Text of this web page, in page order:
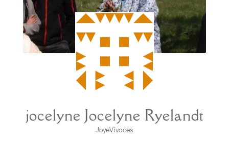
jocelyne Jocelyne Ryelandt
JoyeVivaces